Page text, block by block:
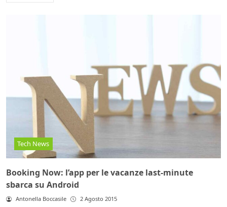
Tech News
Booking Now: l’app per le vacanze last-minute
sbarca su Android
Antonella Boccasile 2 Agosto 2015